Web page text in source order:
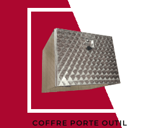
COFFRE PORTE OUTIL